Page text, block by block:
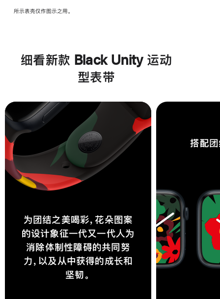
开)
所示表壳仅作图示之用。
细看新款 Black Unity 运动
型表带
为团结之美喝彩，花朵图案
的设计象征一代又一代人为
消除体制性障碍的共同努
力，以及从中获得的成长和
坚韧。
搭配团